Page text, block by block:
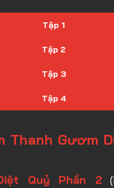
Tập 1
Tập 2
Tập 3
Tập 4
Tập 6
Thanh Gươm
Quỷ Phần 2